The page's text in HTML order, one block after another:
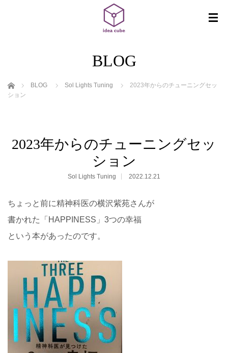
BLOG
ホーム BLOG Sol Lights Tuning
2023年からのチューニングセッ
ション
2023年からのチューニングセッ
ション
Sol Lights Tuning 2022.12.21
ちょっと前に精神科医の横沢紫苑さんが
書かれた「HAPPINESS」3つの幸福
という本があったのです。